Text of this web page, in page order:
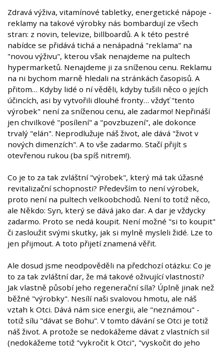
Zdravá výživa, vitamínové tabletky, energetické nápoje -
reklamy na takové výrobky nás bombardují ze všech
stran: z novin, televize, billboardů. A k této pestré
nabídce se přidává tichá a nenápadná "reklama" na
"novou výživu", kterou však nenajdeme na pultech
hypermarketů. Nenajdeme ji za sníženou cenu. Reklamu
na ni bychom marně hledali na stránkách časopisů. A
přitom… Kdyby lidé o ní věděli, kdyby tušili něco o jejích
účincích, asi by vytvořili dlouhé fronty… vždyť "tento
výrobek" není za sníženou cenu, ale zadarmo! Nepřináší
jen chvilkové "posílení" a "povzbuzení", ale dokonce
trvalý "elán". Neprodlužuje náš život, ale dává "život v
nových dimenzích". A to vše zadarmo. Stačí přijít s
otevřenou rukou (ba spíš nitrem!).
Co je to za tak zvláštní "výrobek", který má tak úžasné
revitalizační schopnosti? Především to není výrobek,
proto není na pultech velkoobchodů. Není to totiž něco,
ale Někdo: Syn, který se dává jako dar. A dar je vždycky
zadarmo. Proto se nedá koupit. Není možné "si to koupit"
či zasloužit svými skutky, jak si mylně mysleli židé. Lze to
jen přijmout. A toto přijetí znamená věřit.
Ale dosud jsme neodpověděli na předchozí otázku: Co je
to za tak zvláštní dar, že má takové oživující vlastnosti?
Jak vlastně působí jeho regenerační síla? Úplně jinak než
běžné "výrobky". Nesílí naši svalovou hmotu, ale náš
vztah k Otci. Dává nám sice energii, ale "neznámou" -
totiž sílu "dávat se Bohu". V tomto dávání se Otci je totiž
náš život. A protože se nedokážeme dávat z vlastních sil
(nedokážeme totiž "vykročit k Otci", "vyskočit do jeho